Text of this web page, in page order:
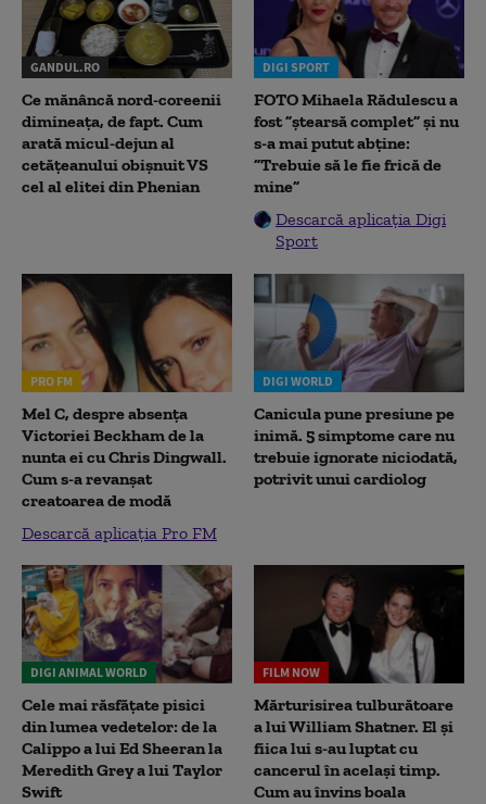
GANDUL.RO
Ce mănâncă nord-coreenii
dimineața, de fapt. Cum
arată micul-dejun al
cetățeanului obișnuit VS
cel al elitei din Phenian
DIGI SPORT
FOTO Mihaela Rădulescu a
fost ”ștearsă complet” și nu
s-a mai putut abține:
”Trebuie să le fie frică de
mine”
Descarcă aplicația Digi
Sport
PRO FM
Mel C, despre absența
Victoriei Beckham de la
nunta ei cu Chris Dingwall.
Cum s-a revanșat
creatoarea de modă
Descarcă aplicația Pro FM
DIGI WORLD
Canicula pune presiune pe
inimă. 5 simptome care nu
trebuie ignorate niciodată,
potrivit unui cardiolog
DIGI ANIMAL WORLD
Cele mai răsfățate pisici
din lumea vedetelor: de la
Calippo a lui Ed Sheeran la
Meredith Grey a lui Taylor
Swift
FILM NOW
Mărturisirea tulburătoare
a lui William Shatner. El și
fiica lui s-au luptat cu
cancerul în același timp.
Cum au învins boala